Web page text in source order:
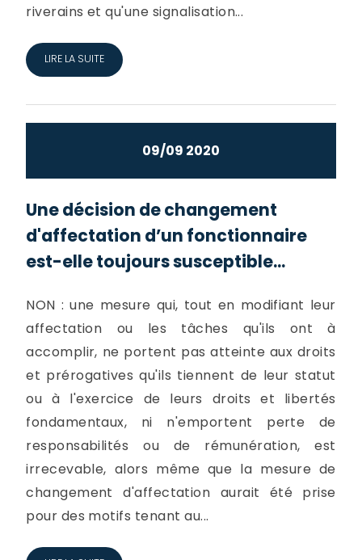
riverains et qu'une signalisation...
LIRE LA SUITE
09/09 2020
Une décision de changement
d'affectation d’un fonctionnaire
est-elle toujours susceptible...
NON : une mesure qui, tout en modifiant leur
affectation ou les tâches qu'ils ont à
accomplir, ne portent pas atteinte aux droits
et prérogatives qu'ils tiennent de leur statut
ou à l'exercice de leurs droits et libertés
fondamentaux, ni n'emportent perte de
responsabilités ou de rémunération, est
irrecevable, alors même que la mesure de
changement d'affectation aurait été prise
pour des motifs tenant au...